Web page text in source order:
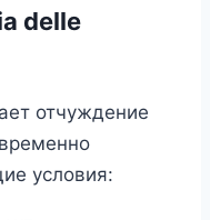
delle
отчуждение
условия: